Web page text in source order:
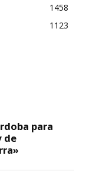
1458
1123